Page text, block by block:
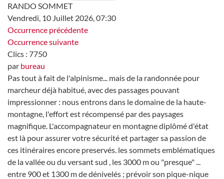
RANDO SOMMET
Vendredi, 10 Juillet 2026, 07:30
Occurrence précédente
Occurrence suivante
Clics : 7750
par bureau
Pas tout à fait de l'alpinisme... mais de la randonnée pour
marcheur déjà habitué, avec des passages pouvant
impressionner : nous entrons dans le domaine de la haute-
montagne, l'effort est récompensé par des paysages
magnifique. L'accompagnateur en montagne diplômé d'état
est là pour assurer votre sécurité et partager sa passion de
ces itinéraires encore preservés. les sommets emblématiques
de la vallée ou du versant sud , les 3000 m ou "presque" ...
entre 900 et 1300 m de dénivelés ; prévoir son pique-nique